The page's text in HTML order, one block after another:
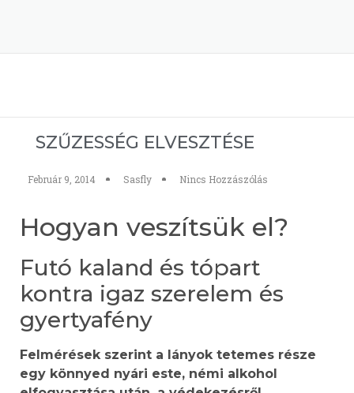
SZŰZESSÉG ELVESZTÉSE
Február 9, 2014 Sasfly Nincs Hozzászólás
Hogyan veszítsük el?
Futó kaland és tópart
kontra igaz szerelem és
gyertyafény
Felmérések szerint a lányok tetemes része
egy könnyed nyári este, némi alkohol